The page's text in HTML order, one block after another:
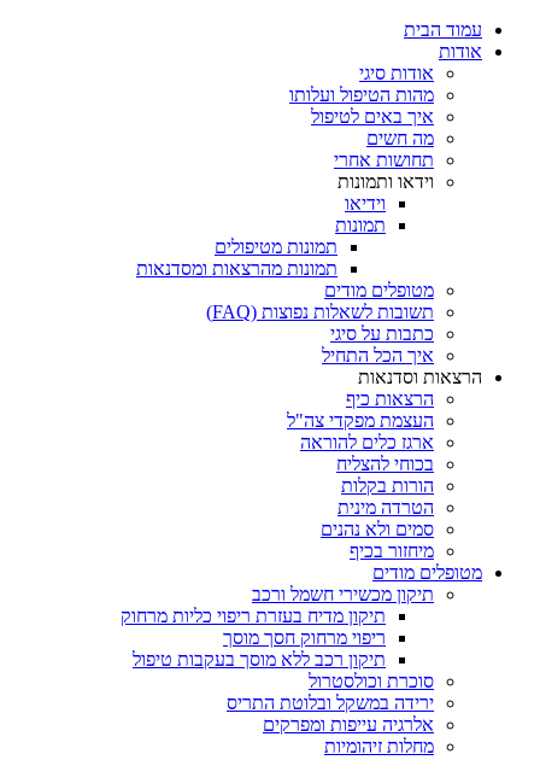
עמוד הבית
אודות
אודות סיגי
מהות הטיפול ועלותו
איך באים לטיפול
מה חשים
תחושות אחרי
וידאו ותמונות
וידיאו
תמונות
תמונות מטיפולים
תמונות מהרצאות ומסדנאות
מטופלים מודים
תשובות לשאלות נפוצות (FAQ)
כתבות על סיגי
איך הכל התחיל
הרצאות וסדנאות
הרצאות כיף
העצמת מפקדי צה"ל
ארגז כלים להוראה
בכוחי להצליח
הורות בקלות
הטרדה מינית
סמים ולא נהנים
מיחזור בכיף
מטופלים מודים
תיקון מכשירי חשמל ורכב
תיקון מדיח בעזרת ריפוי כליות מרחוק
ריפוי מרחוק חסך מוסך
תיקון רכב ללא מוסך בעקבות טיפול
סוכרת וכולסטרול
ירידה במשקל ובלוטת התריס
אלרגיה עייפות ומפרקים
מחלות זיהומיות